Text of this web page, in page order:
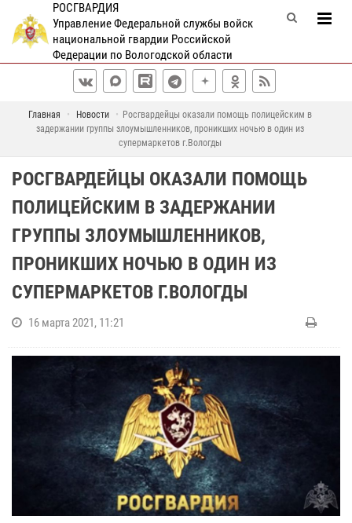
РОСГВАРДИЯ
Управление Федеральной службы войск
национальной гвардии Российской
Федерации по Вологодской области
Главная Новости
Росгвардейцы оказали помощь полицейским в
задержании группы злоумышленников, проникших ночью в один из
супермаркетов г.Вологды
РОСГВАРДЕЙЦЫ ОКАЗАЛИ ПОМОЩЬ
ПОЛИЦЕЙСКИМ В ЗАДЕРЖАНИИ
ГРУППЫ ЗЛОУМЫШЛЕННИКОВ,
ПРОНИКШИХ НОЧЬЮ В ОДИН ИЗ
СУПЕРМАРКЕТОВ Г.ВОЛОГДЫ
16 марта 2021, 11:21